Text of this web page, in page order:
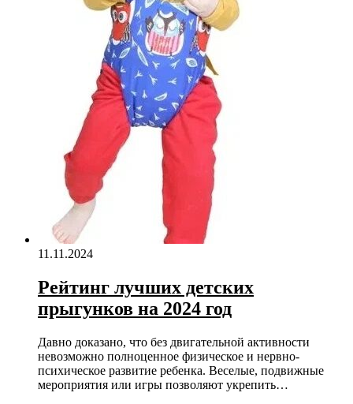
11.11.2024
Рейтинг лучших детских
прыгунков на 2024 год
Давно доказано, что без двигательной активности
невозможно полноценное физическое и нервно-
психическое развитие ребенка. Веселые, подвижные
мероприятия или игры позволяют укрепить…